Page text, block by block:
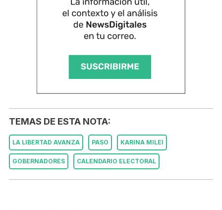
TEMAS DE ESTA NOTA:
LA LIBERTAD AVANZA PASO KARINA MILEI
GOBERNADORES CALENDARIO ELECTORAL